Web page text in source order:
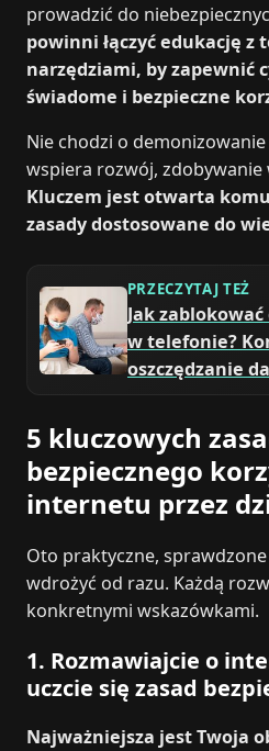
prowadzić do
powinni łączyć edukację z
narzędziami, by zapewnić
świadome i bezpieczne
Nie chodzi o
wspiera rozwój, zdobywanie
Kluczem jest otwarta
zasady dostosowane do
PRZECZYTAJ TEŻ
Jak
w telefonie?
oszczędzanie
5 kluczowych
bezpiecznego
internetu przez
Oto praktyczne,
wdrożyć od razu. Każdą
konkretnymi wskazówkami.
1. Rozmawiajcie o
uczcie się zasad
Najważniejsza jest Twoja